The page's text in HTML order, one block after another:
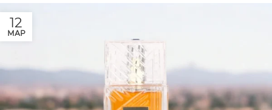
12
МАР